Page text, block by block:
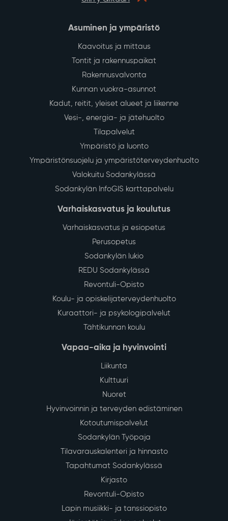
Asuminen ja ympäristö
Kaavoitus ja mittaus
Tontit ja rakennuspaikat
Rakennusvalvonta
Kunnan vuokra-asunnot
Kadut, reitit, yleiset alueet ja liikenne
Vesi-, energia- ja jätehuolto
Tilapalvelut
Ympäristö ja luonto
Ympäristönsuojelu ja ympäristöterveydenhuolto
Valokuitu Sodankylässä
Sodankylän InfoGIS karttapalvelu
Varhaiskasvatus ja koulutus
Varhaiskasvatus ja esiopetus
Perusopetus
Sodankylän lukio
REDU Sodankylässä
Revontuli-Opisto
Koulu- ja opiskelijaterveydenhuolto
Kuraattori- ja psykologipalvelut
Tähtikunnan koulu
Vapaa-aika ja hyvinvointi
Liikunta
Kulttuuri
Nuoret
Hyvinvoinnin ja terveyden edistäminen
Kotoutumispalvelut
Sodankylän Työpaja
Tilavarauskalenteri ja hinnasto
Tapahtumat Sodankylässä
Kirjasto
Revontuli-Opisto
Lapin musiikki- ja tanssiopisto